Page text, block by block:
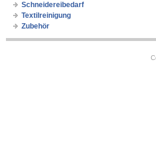
Schneidereibedarf
Textilreinigung
Zubehör